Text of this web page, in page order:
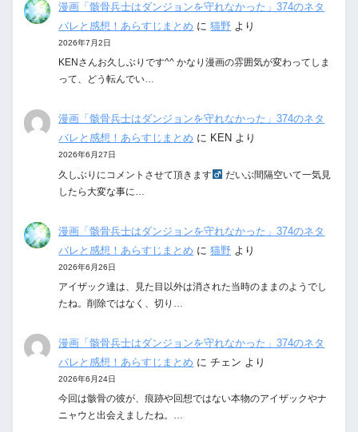
漫画「骸骨兵士はダンジョンを守れなかった」374のネタ
バレと感想！あらすじまとめ に猫野 より
2026年7月2日
KENさんお久しぶりです^^ かなり漫画の雰囲気が変わってしま
って、どう転んでい…
漫画「骸骨兵士はダンジョンを守れなかった」374のネタ
バレと感想！あらすじまとめ に KEN より
2026年6月27日
久しぶりにコメントさせて頂きます‍
だいぶ間隔空いて一気見
したら大変な事に…
漫画「骸骨兵士はダンジョンを守れなかった」374のネタ
バレと感想！あらすじまとめ に猫野 より
2026年6月26日
アイザック達は、見た目以外は消された当時のままのようでし
たね。削除ではなく、切り…
漫画「骸骨兵士はダンジョンを守れなかった」374のネタ
バレと感想！あらすじまとめ にチェン より
2026年6月24日
今回は骸骨の彼が、痕跡や回想ではない本物のアイザックやナ
ニャウと出会えましたね。…